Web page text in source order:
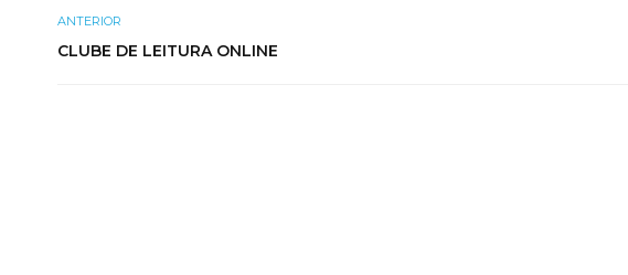
ANTERIOR
CLUBE DE LEITURA ONLINE